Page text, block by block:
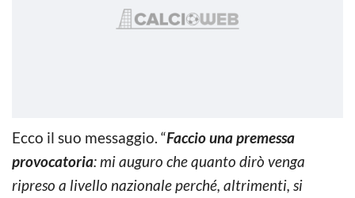
Ecco il suo messaggio. “Faccio una premessa
provocatoria: mi auguro che quanto dirò venga
ripreso a livello nazionale perché, altrimenti, si